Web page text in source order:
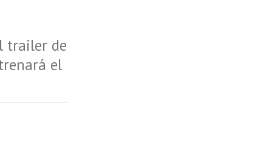
trailer de
el